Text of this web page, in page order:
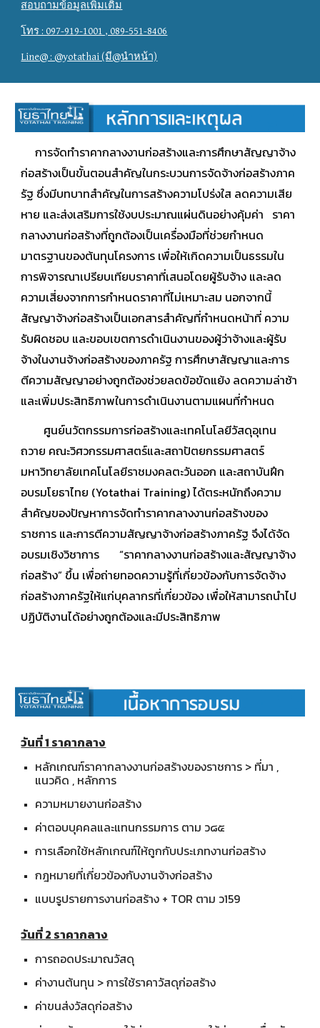
สอบถามข้อมูลเพิ่มเติม
โทร : 097-919-1001 , 089-551-8406
Line@ : @yotathai (มี@นำหน้า)
การจัดทำราคากลางงานก่อสร้างและการศึกษาสัญญาจ้าง
ก่อสร้างเป็นขั้นตอนสำคัญในกระบวนการจัดจ้างก่อสร้างภาค
รัฐ ซึ่งมีบทบาทสำคัญในการสร้างความโปร่งใส ลดความเสีย
หาย และส่งเสริมการใช้งบประมาณแผ่นดินอย่างคุ้มค่า ราคา
กลางงานก่อสร้างที่ถูกต้องเป็นเครื่องมือที่ช่วยกำหนด
มาตรฐานของต้นทุนโครงการ เพื่อให้เกิดความเป็นธรรมใน
การพิจารณาเปรียบเทียบราคาที่เสนอโดยผู้รับจ้าง และลด
ความเสี่ยงจากการกำหนดราคาที่ไม่เหมาะสม นอกจากนี้
สัญญาจ้างก่อสร้างเป็นเอกสารสำคัญที่กำหนดหน้าที่ ความ
รับผิดชอบ และขอบเขตการดำเนินงานของผู้ว่าจ้างและผู้รับ
จ้างในงานจ้างก่อสร้างของภาครัฐ การศึกษาสัญญาและการ
ตีความสัญญาอย่างถูกต้องช่วยลดข้อขัดแย้ง ลดความล่าช้า
และเพิ่มประสิทธิภาพในการดำเนินงานตามแผนที่กำหนด
ศูนย์นวัตกรรมการก่อสร้างและเทคโนโลยีวัสดุอุเทน
ถวาย คณะวิศวกรรมศาสตร์และสถาปัตยกรรมศาสตร์
มหาวิทยาลัยเทคโนโลยีราชมงคลตะวันออก และสถาบันฝึก
อบรมโยธาไทย (Yotathai Training) ได้ตระหนักถึงความ
สำคัญของปัญหาการจัดทำราคากลางงานก่อสร้างของ
ราชการ และการตีความสัญญาจ้างก่อสร้างภาครัฐ จึงได้จัด
อบรมเชิงวิชาการ “ราคากลางงานก่อสร้างและสัญญาจ้าง
ก่อสร้าง” ขึ้น เพื่อถ่ายทอดความรู้ที่เกี่ยวข้องกับการจัดจ้าง
ก่อสร้างภาครัฐให้แก่บุคลากรที่เกี่ยวข้อง เพื่อให้สามารถนำไป
ปฏิบัติงานได้อย่างถูกต้องและมีประสิทธิภาพ
วันที่ 1 ราคากลาง
หลักเกณฑ์ราคากลางงานก่อสร้างของราชการ > ที่มา ,
แนวคิด , หลักการ
ความหมายงานก่อสร้าง
ค่าตอบบุคคลและแทนกรรมการ ตาม ว๘๕
การเลือกใช้หลักเกณฑ์ให้ถูกกับประเภทงานก่อสร้าง
กฎหมายที่เกี่ยวข้องกับงานจ้างก่อสร้าง
แบบรูปรายการงานก่อสร้าง + TOR ตาม ว159
วันที่ 2 ราคากลาง
การถอดประมาณวัสดุ
ค่างานต้นทุน > การใช้ราคาวัสดุก่อสร้าง
ค่าขนส่งวัสดุก่อสร้าง